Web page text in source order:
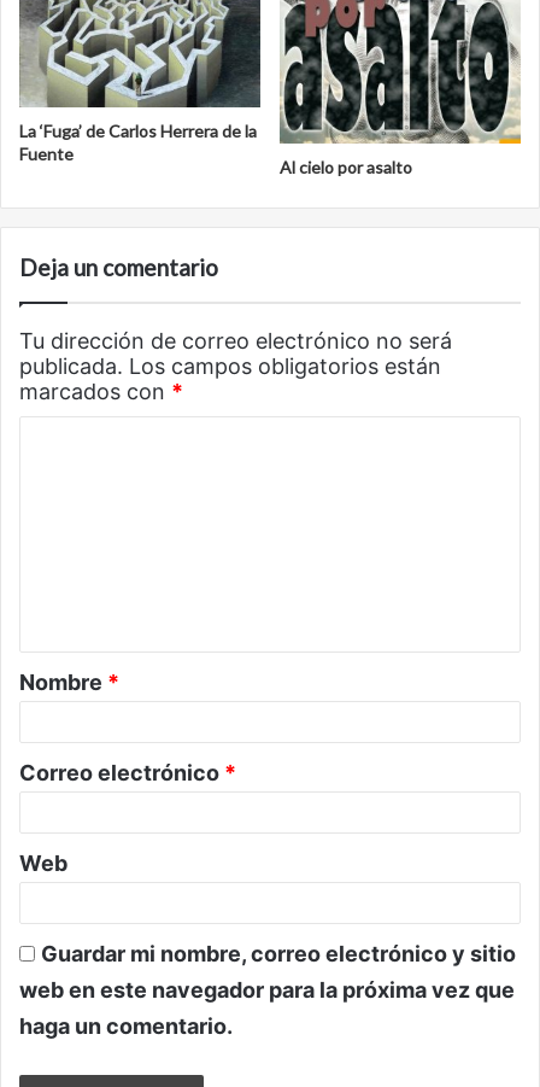
La ‘Fuga’ de Carlos Herrera de la
Fuente
Al cielo por asalto
Deja un comentario
Tu dirección de correo electrónico no será
publicada. Los campos obligatorios están
marcados con *
a
r
o
*
Nombre *
Correo electrónico *
Web
Guardar mi nombre, correo electrónico y sitio
web en este navegador para la próxima vez que
haga un comentario.